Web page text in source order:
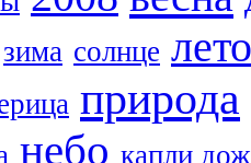
зима солнце лето
природа
небо капли